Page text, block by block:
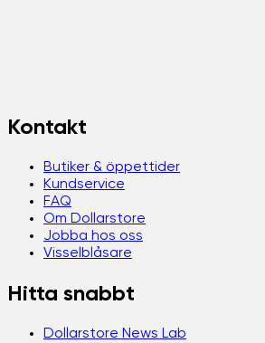
Kontakt
Butiker & öppettider
Kundservice
FAQ
Om Dollarstore
Jobba hos oss
Visselblåsare
Hitta snabbt
Dollarstore News Lab